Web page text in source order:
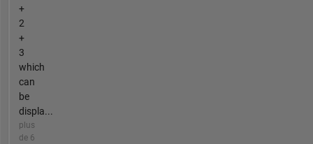
+
2
+
3
which
can
be
displa...
plus
de 6